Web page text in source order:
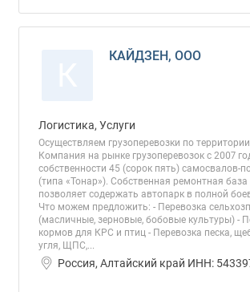
КАЙДЗЕН, ООО
Логистика, Услуги
Осуществляем грузоперевозки по
Компания на рынке грузоперевозок с 2007
собственности 45 (сорок пять) самосвалов-
(типа «Тонар»). Собственная ремонтная база
позволяет содержать автопарк в полной
Что можем предложить: - Перевозка
(масличные, зерновые, бобовые культуры) -
кормов для КРС и птиц - Перевозка песка,
угля, ЩПС,...
Россия, Алтайский край ИНН: